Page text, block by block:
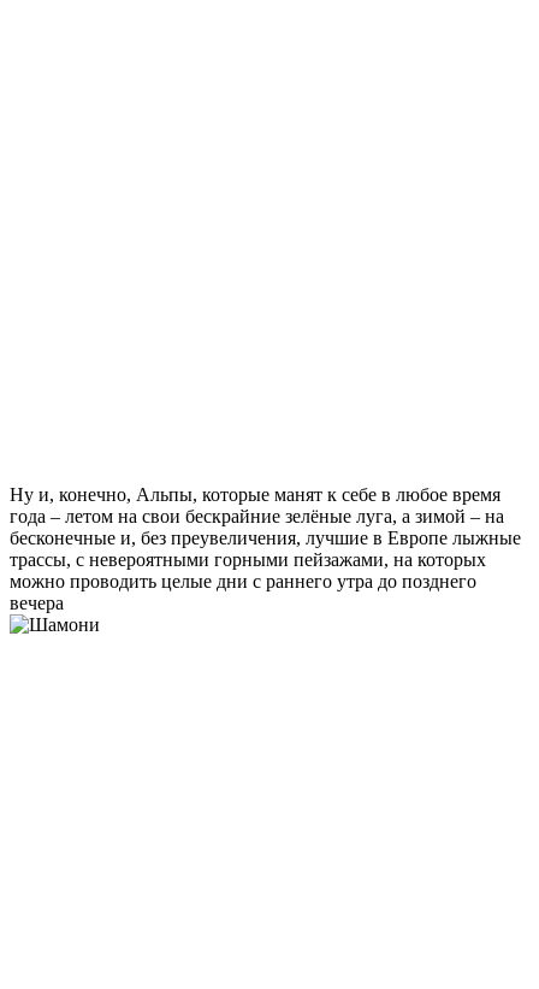
Ну и, конечно, Альпы, которые манят к себе в любое время
года – летом на свои бескрайние зелёные луга, а зимой – на
бесконечные и, без преувеличения, лучшие в Европе лыжные
трассы, с невероятными горными пейзажами, на которых
можно проводить целые дни с раннего утра до позднего
вечера